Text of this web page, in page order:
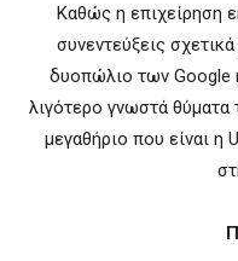
Καθώς η επιχείρηση
συνεντεύξεις
δυοπώλιο των Google
λιγότερο γνωστά θύματα
μεγαθήριο που είναι η